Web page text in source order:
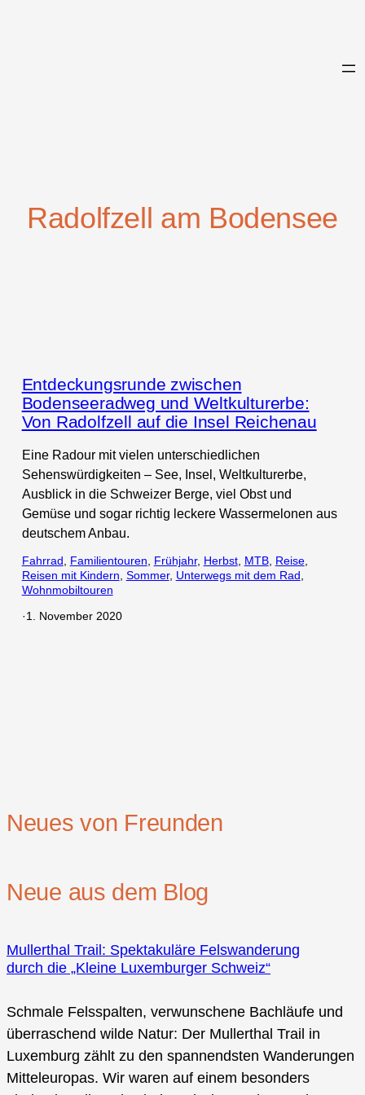
Radolfzell am Bodensee
Entdeckungsrunde zwischen
Bodenseeradweg und Weltkulturerbe:
Von Radolfzell auf die Insel Reichenau
Eine Radour mit vielen unterschiedlichen
Sehenswürdigkeiten – See, Insel, Weltkulturerbe,
Ausblick in die Schweizer Berge, viel Obst und
Gemüse und sogar richtig leckere Wassermelonen aus
deutschem Anbau.
Fahrrad Familientouren Frühjahr, Herbst, MTB, Reise
Reisen mit Kindern Sommer, Unterwegs mit dem Rad
Wohnmobiltouren
·1. November 2020
Neues von Freunden
Neue aus dem Blog
Mullerthal Trail: Spektakuläre Felswanderung
durch die „Kleine Luxemburger Schweiz“
Schmale Felsspalten, verwunschene Bachläufe und
überraschend wilde Natur: Der Mullerthal Trail in
Luxemburg zählt zu den spannendsten Wanderungen
Mitteleuropas. Wir waren auf einem besonders